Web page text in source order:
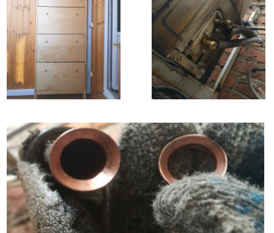
Заправка, дозаправка
Увеличение длины магистрали
Увеличение длины магистрали является одной
и наружным блоками превышает стандартные
параметры.
При увеличении длины магистрали, требуется
использование дополнительных материалов, таких как
трубы и изоляция, чтобы обеспечить эффективную
работу системы кондиционирования. Также необходимо
учитывать, что с увеличением длины магистрали может
возникнуть дополнительное сопротивление потоку
хладагента, что потребует более мощного компрессора
для поддержания оптимального давления
и производительности.
Этапы установки кондиционера